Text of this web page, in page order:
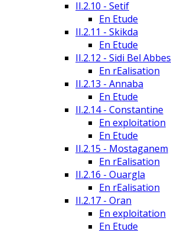
II.2.10 - Setif
En Etude
II.2.11 - Skikda
En Etude
II.2.12 - Sidi Bel Abbes
En rEalisation
II.2.13 - Annaba
En Etude
II.2.14 - Constantine
En exploitation
En Etude
II.2.15 - Mostaganem
En rEalisation
II.2.16 - Ouargla
En rEalisation
II.2.17 - Oran
En exploitation
En Etude